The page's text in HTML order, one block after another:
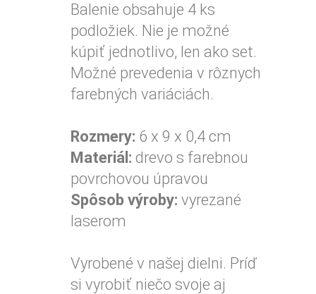
Balenie obsahuje 4 ks
podložiek. Nie je možné
kúpiť jednotlivo, len ako set.
Možné prevedenia v rôznych
farebných variáciách.
Rozmery: 6 x 9 x 0,4 cm
Materiál: drevo s farebnou
povrchovou úpravou
Spôsob výroby: vyrezané
laserom
Vyrobené v našej dielni. Príď
si vyrobiť niečo svoje aj